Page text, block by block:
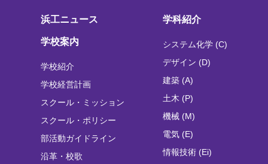
浜工ニュース
学校案内
学校紹介
学校経営計画
スクール・ミッション
スクール・ポリシー
部活動ガイドライン
沿革・校歌
学科紹介
システム化学 (C)
デザイン (D)
建築 (A)
土木 (P)
機械 (M)
電気 (E)
情報技術 (Ei)